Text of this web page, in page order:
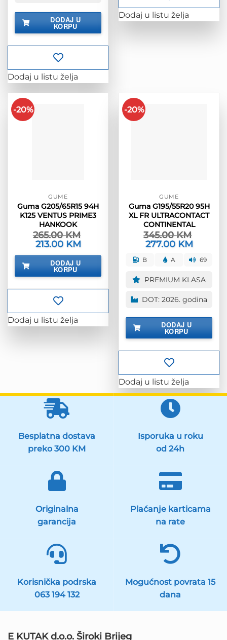
DODAJ U
KORPU
Dodaj u listu želja
Dodaj u listu želja
-20%
GUME
Guma G205/65R15 94H
K125 VENTUS PRIME3
HANKOOK
265.00KM
Izvorna
cijena
bila
265.00 KM.
213.00 KM
je:
DODAJ U
KORPU
Dodaj u listu želja
-20%
GUME
Guma G195/55R20 95H
XL FR ULTRACONTACT
CONTINENTAL
345.00KM
Izvorna
bila
je:
277.00 KM
je:
277.00
B A 69
PREMIUM KLASA
DOT: 2026. godina
DODAJ U
KORPU
Dodaj u listu želja
Besplatna dostava
preko 300 KM
Isporuka u roku
od 24h
Originalna
garancija
Plaćanje karticama
na rate
Korisnička podrska
063 194 132
Mogućnost povrata 15
dana
E KUTAK d.o.o. Široki Brijeg